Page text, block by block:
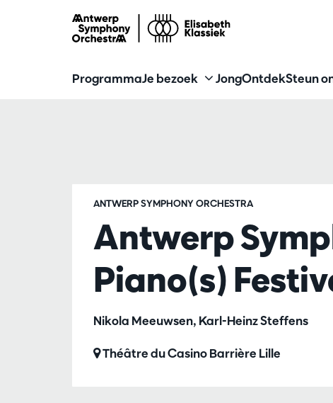
ProgrammaJe bezoek JongOntdekSteun
Antwerp
Piano(s)
Nikola Meeuwsen, Karl-Heinz Steffens
ANTWERP SYMPHONY ORCHESTRA
Théâtre du Casino Barrière Lille